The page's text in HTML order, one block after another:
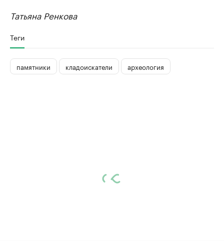
Татьяна Ренкова
Теги
памятники кладоискатели археология